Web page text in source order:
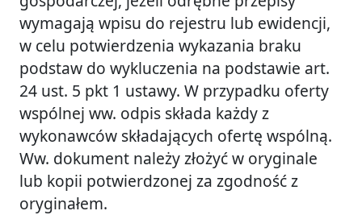
wymagają wpisu do rejestru lub ewidencji,
w celu potwierdzenia wykazania braku
podstaw do wykluczenia na podstawie art.
24 ust. 5 pkt 1 ustawy. W przypadku oferty
wspólnej ww. odpis składa każdy z
wykonawców składających ofertę wspólną.
Ww. dokument należy złożyć w oryginale
lub kopii potwierdzonej za zgodność z
oryginałem.